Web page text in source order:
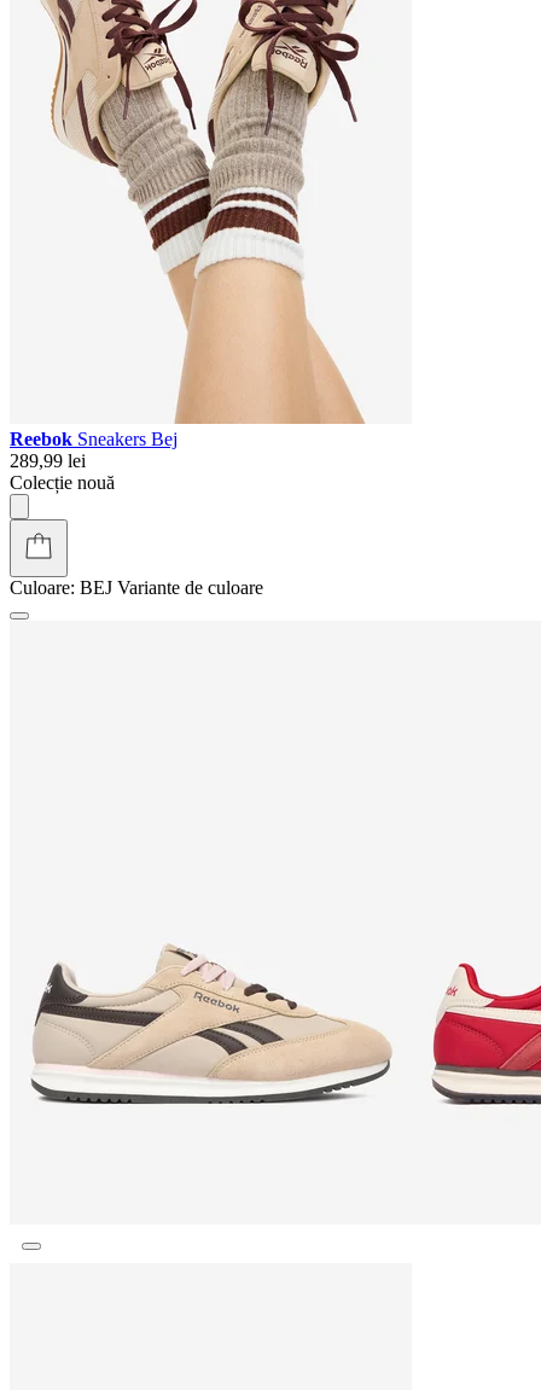
Reebok Sneakers Bej
289,99 lei
Colecție nouă
Culoare: BEJ Variante de culoare